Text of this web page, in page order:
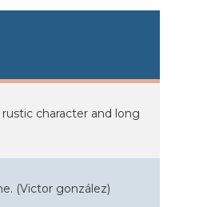
character and long
(Victor gonzález)